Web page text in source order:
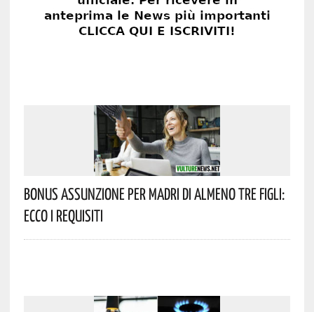
Bonus Assunzione Per Madri Di Almeno Tre Figli:
Ecco I Requisiti